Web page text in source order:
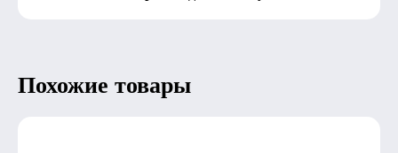
Похожие товары